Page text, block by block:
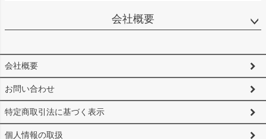
会社概要
会社概要
お問い合わせ
特定商取引法に基づく表示
個人情報の取扱